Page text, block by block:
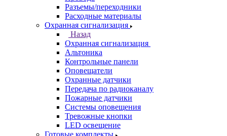
Разъемы/переходники
Расходные материалы
Охранная сигнализация
Назад
Охранная сигнализация
Альтоника
Контрольные панели
Оповещатели
Охранные датчики
Передача по радиоканалу
Пожарные датчики
Системы оповещения
Тревожные кнопки
LED освещение
Готовые комплекты